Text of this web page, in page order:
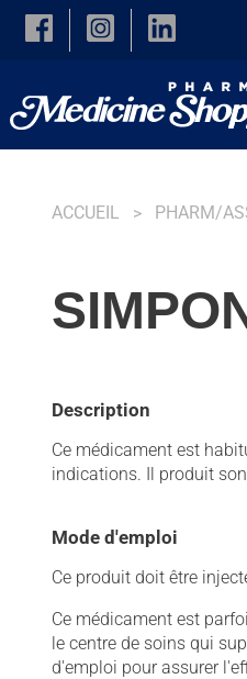
Skip to main content
ACCUEIL PHARM/
Description
Ce médicament est
indications. Il produit
Mode d'emploi
Ce produit doit être
Ce médicament est
le centre de soins qui
d'emploi pour assurer